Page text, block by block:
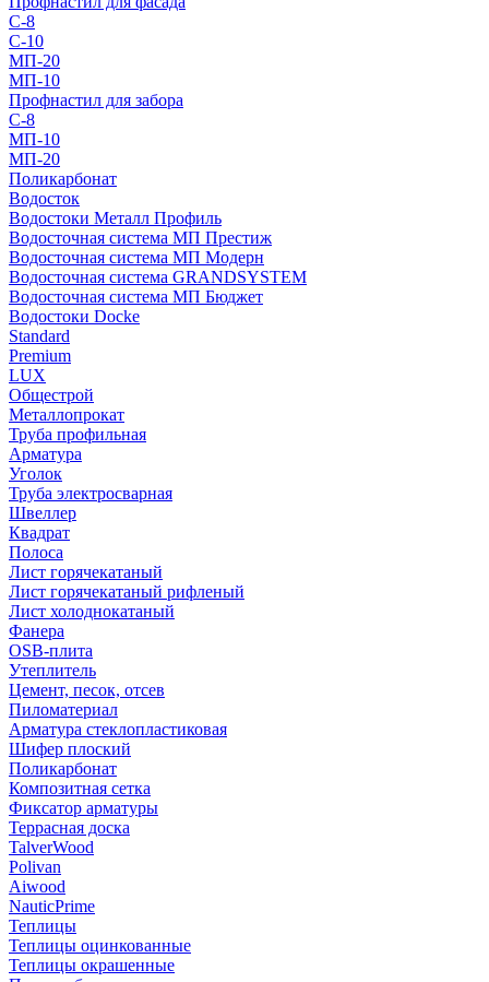
С-8
С-10
МП-20
МП-10
Профнастил для забора
С-8
МП-10
МП-20
Поликарбонат
Водосток
Водостоки Металл Профиль
Водосточная система МП Престиж
Водосточная система МП Модерн
Водосточная система GRANDSYSTEM
Водосточная система МП Бюджет
Водостоки Docke
Standard
Premium
LUX
Общестрой
Металлопрокат
Труба профильная
Арматура
Уголок
Труба электросварная
Швеллер
Квадрат
Полоса
Лист горячекатаный
Лист горячекатаный рифленый
Лист холоднокатаный
Фанера
OSB-плита
Утеплитель
Цемент, песок, отсев
Пиломатериал
Арматура стеклопластиковая
Шифер плоский
Поликарбонат
Композитная сетка
Фиксатор арматуры
Террасная доска
TalverWood
Polivan
Aiwood
NauticPrime
Теплицы
Теплицы оцинкованные
Теплицы окрашенные